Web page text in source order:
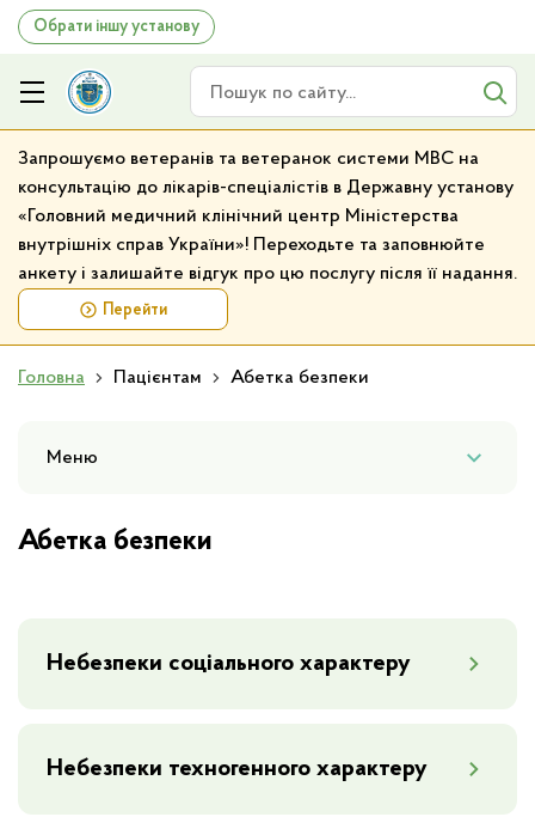
Обрати іншу установу
Запрошуємо ветеранів та ветеранок системи МВС на
консультацію до лікарів-спеціалістів в Державну установу
«Головний медичний клінічний центр Міністерства
внутрішніх справ України»! Переходьте та заповнюйте
анкету і залишайте відгук про цю послугу після її надання.
Перейти
Головна Пацієнтам Абетка безпеки
Меню
Абетка безпеки
Небезпеки соціального характеру
Небезпеки техногенного характеру